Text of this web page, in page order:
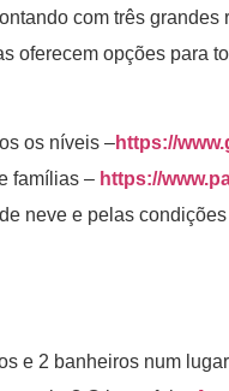
com três grandes
oferecem opções para
os níveis –https://
famílias – https://
neve e pelas
e 2 banheiros num